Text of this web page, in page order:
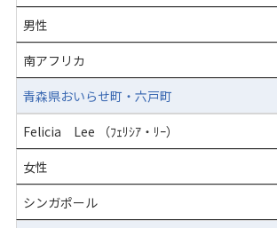
男性
南アフリカ
青森県おいらせ町・六戸町
Felicia Lee （ﾌｪﾘｼｱ・ﾘｰ）
女性
シンガポール